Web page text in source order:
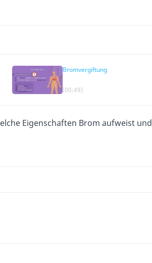
Bromvergiftung
(00:49)
Eigenschaften Brom aufweist und